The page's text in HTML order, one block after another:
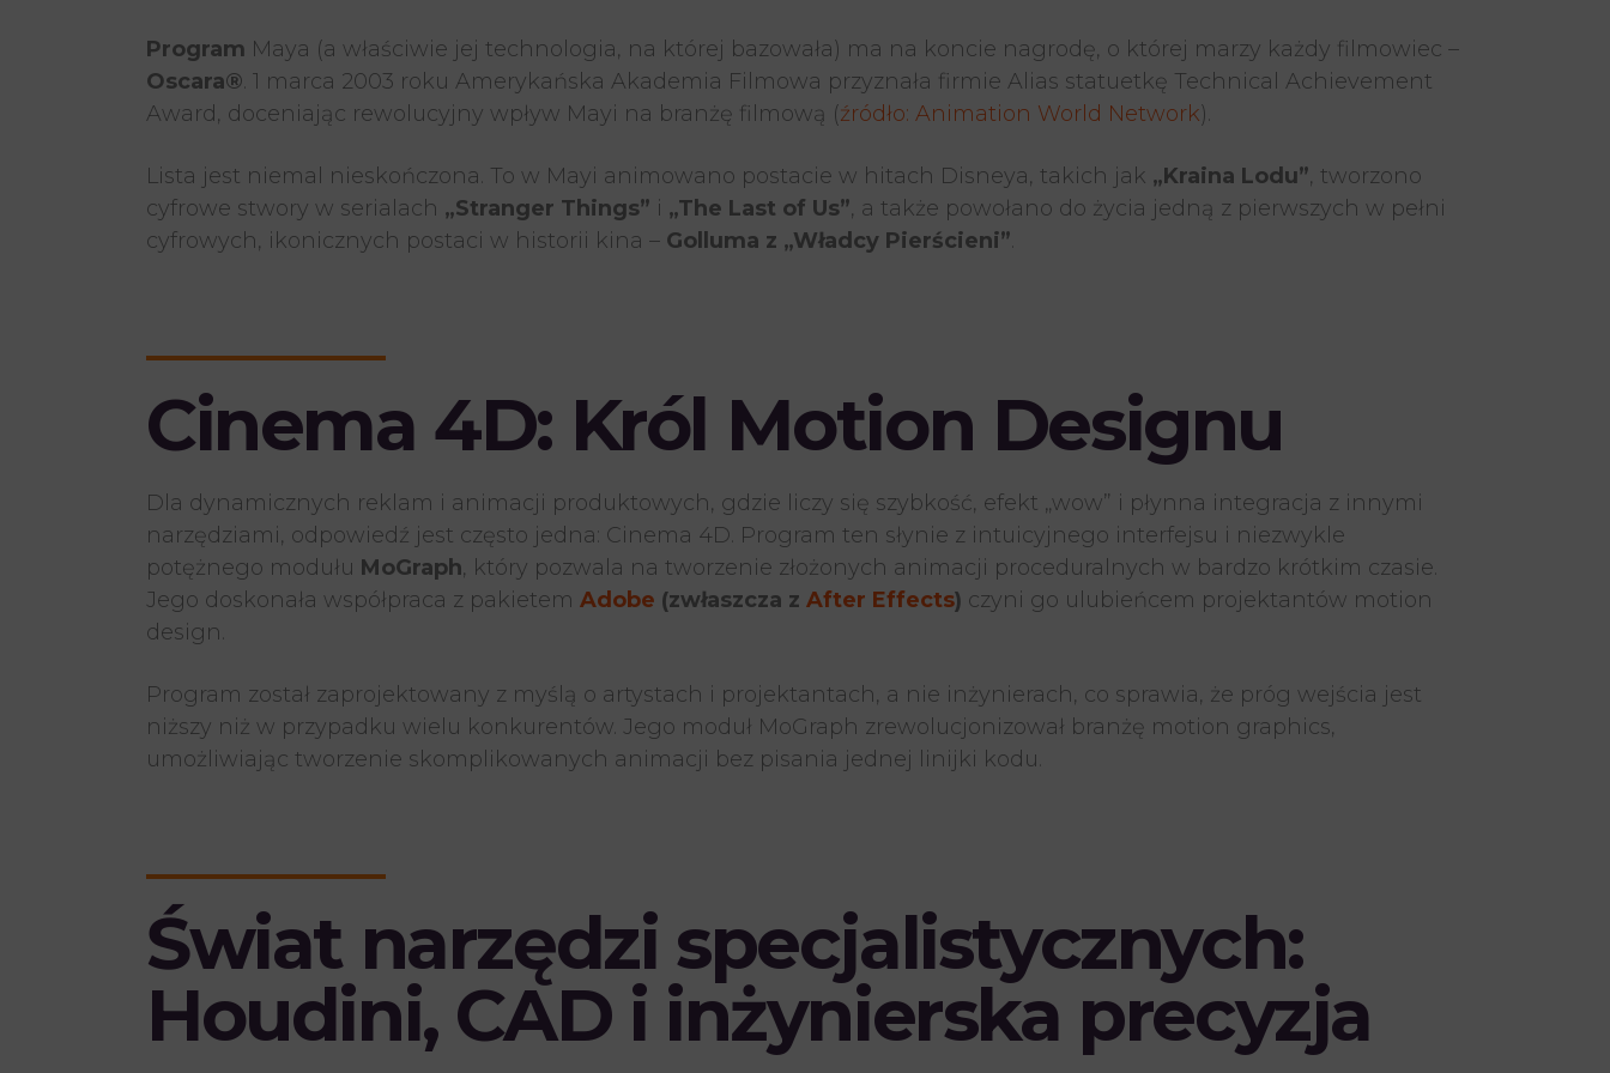
Program Maya (a właściwie jej technologia, na której bazowała) ma na koncie nagrodę, o której marzy każdy filmowiec –
Oscara®. 1 marca 2003 roku Amerykańska Akademia Filmowa przyznała firmie Alias statuetkę Technical Achievement
Award, doceniając rewolucyjny wpływ Mayi na branżę filmową (źródło: Animation World Network).
Lista jest niemal nieskończona. To w Mayi animowano postacie w hitach Disneya, takich jak „Kraina Lodu”, tworzono
cyfrowe stwory w serialach „Stranger Things” i „The Last of Us”, a także powołano do życia jedną z pierwszych w pełni
cyfrowych, ikonicznych postaci w historii kina – Golluma z „Władcy Pierścieni”.
Cinema 4D: Król Motion Designu
Dla dynamicznych reklam i animacji produktowych, gdzie liczy się szybkość, efekt „wow” i płynna integracja z innymi
narzędziami, odpowiedź jest często jedna: Cinema 4D. Program ten słynie z intuicyjnego interfejsu i niezwykle
potężnego modułu MoGraph, który pozwala na tworzenie złożonych animacji proceduralnych w bardzo krótkim czasie.
Jego doskonała współpraca z pakietem Adobe (zwłaszcza z After Effects) czyni go ulubieńcem projektantów motion
design.
Program został zaprojektowany z myślą o artystach i projektantach, a nie inżynierach, co sprawia, że próg wejścia jest
niższy niż w przypadku wielu konkurentów. Jego moduł MoGraph zrewolucjonizował branżę motion graphics,
umożliwiając tworzenie skomplikowanych animacji bez pisania jednej linijki kodu.
Świat narzędzi specjalistycznych:
Houdini,CAD i inżynierska precyzja